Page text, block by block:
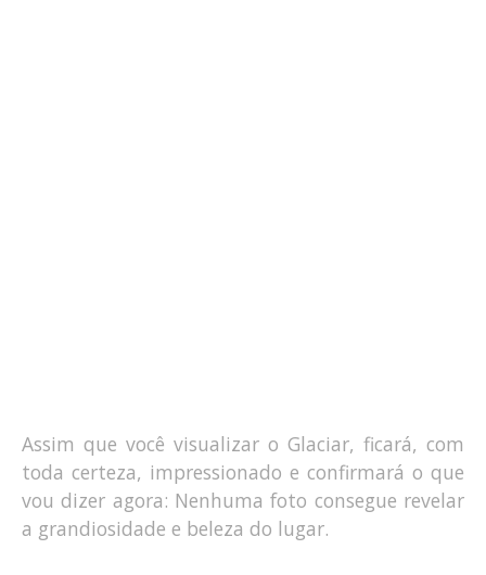
Assim que você visualizar o Glaciar, ficará, com
toda certeza, impressionado e confirmará o que
vou dizer agora: Nenhuma foto consegue revelar
a grandiosidade e beleza do lugar.